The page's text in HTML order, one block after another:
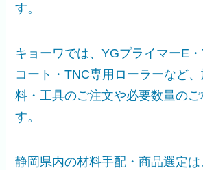
す。
キョーワでは、YGプライマーE
コート・TNC専用ローラーなど
料・工具のご注文や必要数量のご
す。
静岡県内の材料手配・商品選定は